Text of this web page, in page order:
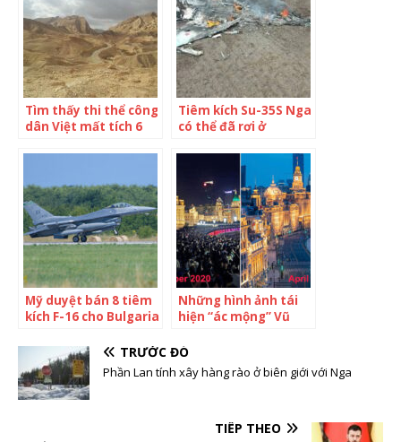
Tìm thấy thi thể công
dân Việt mất tích 6
Tiêm kích Su-35S Nga
có thể đã rơi ở
Mỹ duyệt bán 8 tiêm
kích F-16 cho Bulgaria
Những hình ảnh tái
hiện “ác mộng” Vũ
Thượng Hải phồn hoa
biến thành thành
phố hoang, toàn bộ
TRƯỚC ĐÓ
Phần Lan tính xây hàng rào ở biên giới với Nga
TIẾP THEO